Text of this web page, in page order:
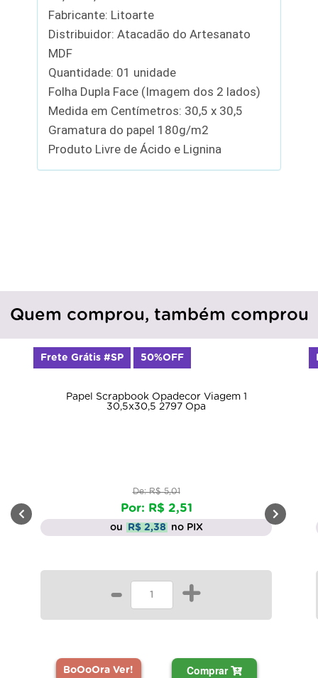
Fabricante: Litoarte
Distribuidor: Atacadão do Artesanato
MDF
Quantidade: 01 unidade
Folha Dupla Face (Imagem dos 2 lados)
Medida em Centímetros: 30,5 x 30,5
Gramatura do papel 180g/m2
Produto Livre de Ácido e Lignina
Quem comprou, também comprou
Papel Scrapbook Opadecor Viagem 1
30,5x30,5 2797 Opa
De: R$ 5,01
Por: R$ 2,51
ou R$ 2,38 no PIX
- +
BoOoOra Ver! Comprar
Frete Grátis #SP 50%OFF